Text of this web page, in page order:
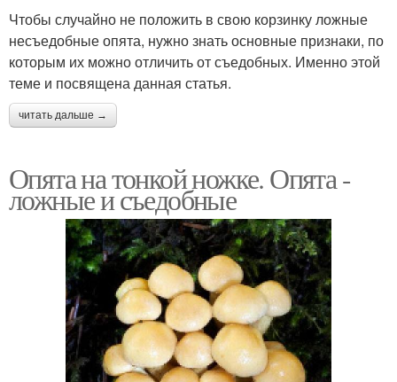
Чтобы случайно не положить в свою корзинку ложные
несъедобные опята, нужно знать основные признаки, по
которым их можно отличить от съедобных. Именно этой
теме и посвящена данная статья.
читать дальше →
Опята на тонкой ножке. Опята -
ложные и съедобные